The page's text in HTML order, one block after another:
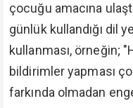
çocuğu amacına
günlük kullandığı dil
kullanması, örneğin;
bildirimler yapması
farkında olmadan